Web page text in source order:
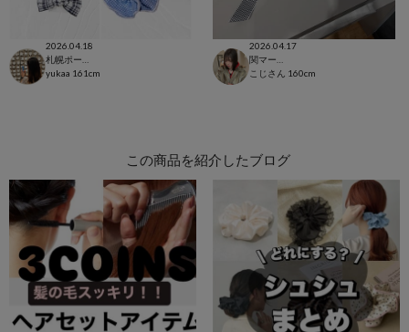
2026.04.18
yukaa 161cm
2026.04.17
こじさん 160cm
この商品を紹介したブログ